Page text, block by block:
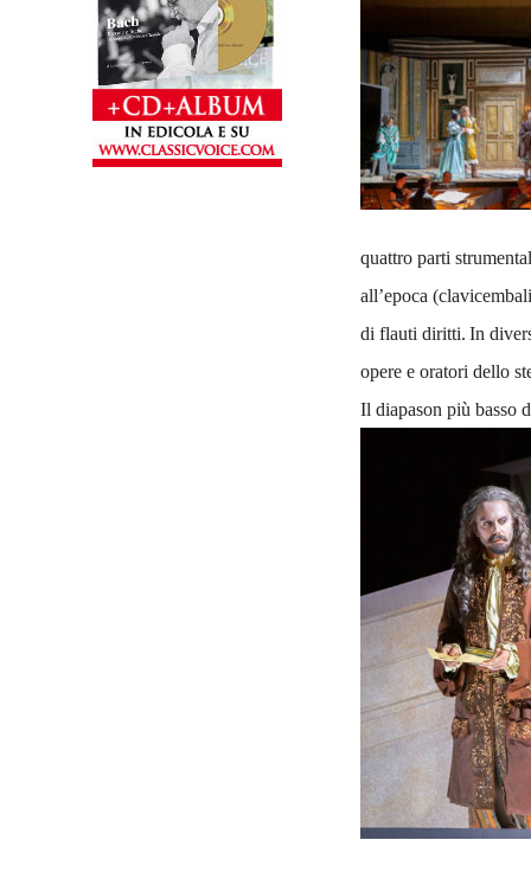
quattro parti
all’epoca
di flauti diritti. In
opere e oratori dello
Il diapason più basso